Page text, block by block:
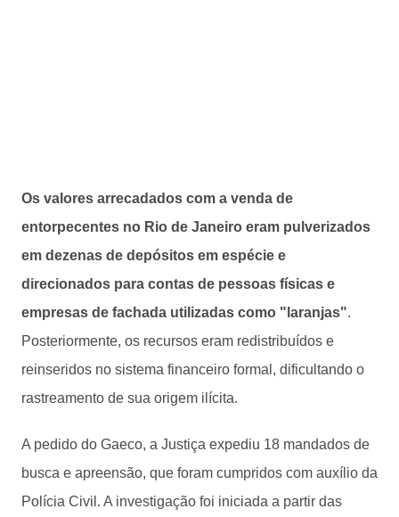
Os valores arrecadados com a venda de
entorpecentes no Rio de Janeiro eram pulverizados
em dezenas de depósitos em espécie e
direcionados para contas de pessoas físicas e
empresas de fachada utilizadas como "laranjas".
Posteriormente, os recursos eram redistribuídos e
reinseridos no sistema financeiro formal, dificultando o
rastreamento de sua origem ilícita.
A pedido do Gaeco, a Justiça expediu 18 mandados de
busca e apreensão, que foram cumpridos com auxílio da
Polícia Civil. A investigação foi iniciada a partir das